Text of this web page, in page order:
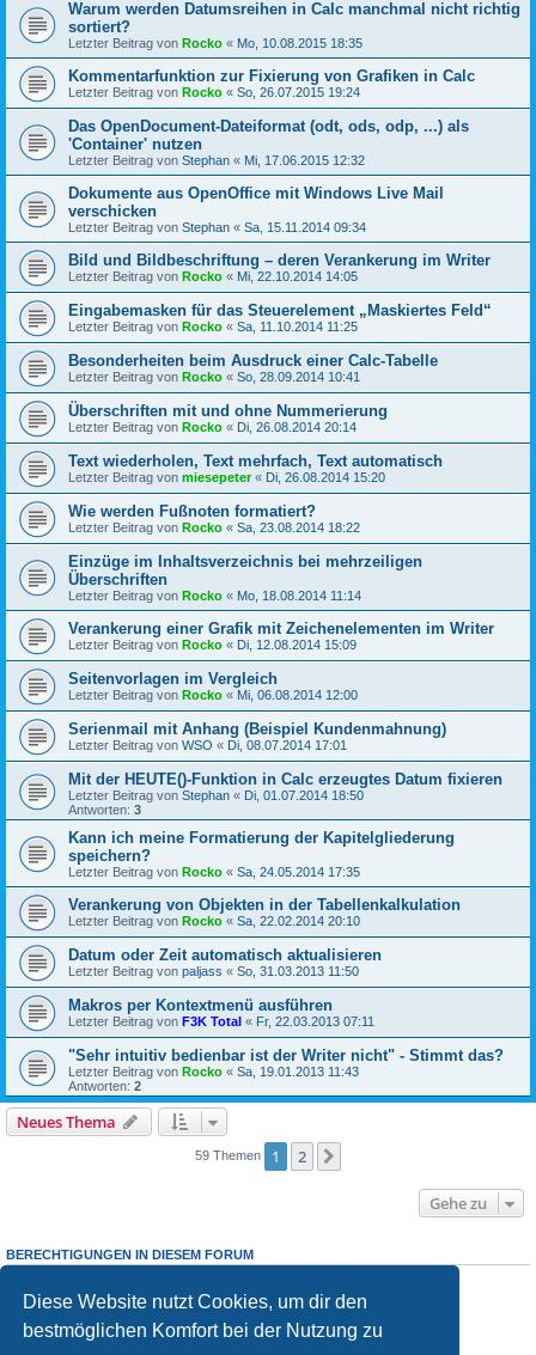
Diese Website nutzt Cookies, um dir den
bestmöglichen Komfort bei der Nutzung zu
Warum werden Datumsreihen in Calc manchmal nicht richtig
sortiert?
Letzter Beitrag von Rocko « Mo, 10.08.2015 18:35
Kommentarfunktion zur Fixierung von Grafiken in Calc
Letzter Beitrag von Rocko « So, 26.07.2015 19:24
Das OpenDocument-Dateiformat (odt, ods, odp, ...) als
'Container' nutzen
Letzter Beitrag von Stephan « Mi, 17.06.2015 12:32
Dokumente aus OpenOffice mit Windows Live Mail
verschicken
Letzter Beitrag von Stephan « Sa, 15.11.2014 09:34
Bild und Bildbeschriftung – deren Verankerung im Writer
Letzter Beitrag von Rocko « Mi, 22.10.2014 14:05
Eingabemasken für das Steuerelement „Maskiertes Feld“
Letzter Beitrag von Rocko « Sa, 11.10.2014 11:25
Besonderheiten beim Ausdruck einer Calc-Tabelle
Letzter Beitrag von Rocko « So, 28.09.2014 10:41
Überschriften mit und ohne Nummerierung
Letzter Beitrag von Rocko « Di, 26.08.2014 20:14
Text wiederholen, Text mehrfach, Text automatisch
Letzter Beitrag von miesepeter« Di, 26.08.2014 15:20
Wie werden Fußnoten formatiert?
Letzter Beitrag von Rocko « Sa, 23.08.2014 18:22
Einzüge im Inhaltsverzeichnis bei mehrzeiligen
Überschriften
Letzter Beitrag von Rocko « Mo, 18.08.2014 11:14
Verankerung einer Grafik mit Zeichenelementen im Writer
Letzter Beitrag von Rocko « Di, 12.08.2014 15:09
Seitenvorlagen im Vergleich
Letzter Beitrag von Rocko « Mi, 06.08.2014 12:00
Serienmail mit Anhang (Beispiel Kundenmahnung)
Letzter Beitrag von WSO « Di, 08.07.2014 17:01
Mit der HEUTE()-Funktion in Calc erzeugtes Datum fixieren
Letzter Beitrag von Stephan « Di, 01.07.2014 18:50
Antworten: 3
Kann ich meine Formatierung der Kapitelgliederung
speichern?
Letzter Beitrag von Rocko « Sa, 24.05.2014 17:35
Verankerung von Objekten in der Tabellenkalkulation
Letzter Beitrag von Rocko « Sa, 22.02.2014 20:10
Datum oder Zeit automatisch aktualisieren
Letzter Beitrag von paljass « So, 31.03.2013 11:50
Makros per Kontextmenü ausführen
Letzter Beitrag von F3K Total « Fr, 22.03.2013 07:11
"Sehr intuitiv bedienbar ist der Writer nicht" - Stimmt das?
Letzter Beitrag von Rocko « Sa, 19.01.2013 11:43
Antworten: 2
Neues Thema
59 Themen 1 2
Gehe zu
BERECHTIGUNGEN IN DIESEM FORUM
Du darfst
keine Antworten zu Themen in diesem Forum erstellen.
Du darfst deine Beiträge in diesem Forumnichtändern.
Du darfst deine Beiträge in diesem Forum nicht löschen.
keine